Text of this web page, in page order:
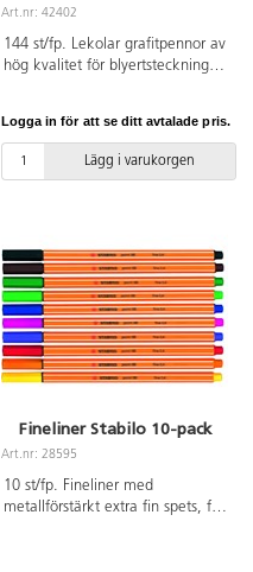
Art.nr: 42402
144 st/fp. Lekolar grafitpennor av
hög kvalitet för blyertsteckning
H och 2H. 12 st pennor av varje
hårdhetsgrad. Levereras i trälåda.
Logga in för att se ditt avtalade pris.
Lägg i varukorgen
Fineliner Stabilo 10-pack
Art.nr: 28595
10 st/fp. Fineliner med
metallförstärkt extra fin spets, för